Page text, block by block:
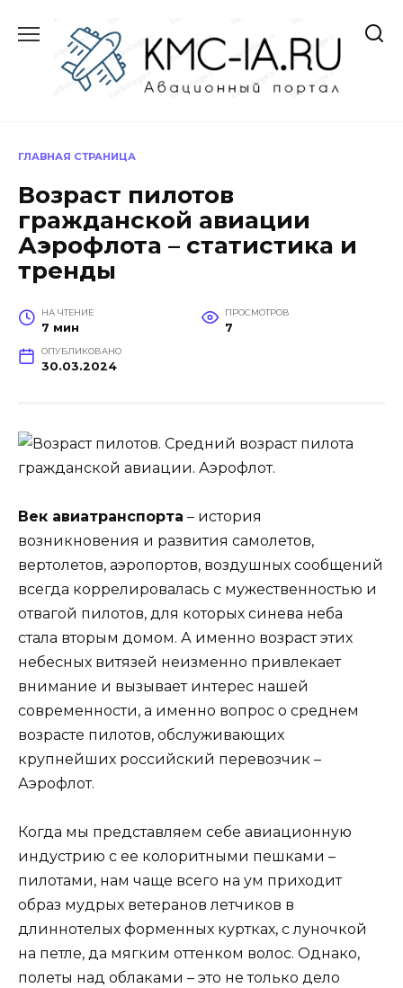
содержанию
ГЛАВНАЯ СТРАНИЦА
Возраст пилотов
гражданской авиации
Аэрофлота – статистика и
тренды
НА ЧТЕНИЕ
7 мин
ПРОСМОТРОВ
7
ОПУБЛИКОВАНО
30.03.2024
Век авиатранспорта – история
возникновения и развития самолетов,
вертолетов, аэропортов, воздушных сообщений
всегда коррелировалась с мужественностью и
отвагой пилотов, для которых синева неба
стала вторым домом. А именно возраст этих
небесных витязей неизменно привлекает
внимание и вызывает интерес нашей
современности, а именно вопрос о среднем
возрасте пилотов, обслуживающих
крупнейших российский перевозчик –
Аэрофлот.
Когда мы представляем себе авиационную
индустрию с ее колоритными пешками –
пилотами, нам чаще всего на ум приходит
образ мудрых ветеранов летчиков в
длиннотелых форменных куртках, с луночкой
на петле, да мягким оттенком волос. Однако,
полеты над облаками – это не только дело